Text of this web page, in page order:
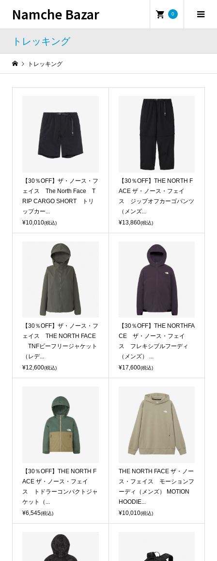
Namche Bazar 0
トレッキング
トレッキング
【30％OFF】ザ・ノース・フ
ェイス The North Face T
RIP CARGO SHORT トリ
ップカー...
¥10,010(税込)
【30％OFF】THE NORTH F
ACE ザ・ノース・フェイ
ス ジップオフカーゴパンツ
（メンズ...
¥13,860(税込)
【30％OFF】ザ・ノース・フ
ェイス THE NORTH FACE
TNFビーフリージャケット
（レデ...
¥12,600(税込)
【30％OFF】THE NORTHFA
CE ザ・ノース・フェイ
ス フレキシブルフーディ
（メンズ） ...
¥17,600(税込)
【30％OFF】THE NORTH F
ACE ザ・ノース・フェイ
ス トドラーコンパクトジャ
ケット（...
¥6,545(税込)
THE NORTH FACE ザ・ノー
ス・フェイス モーションフ
ーディ（メンズ） MOTION
HOODIE...
¥10,010(税込)